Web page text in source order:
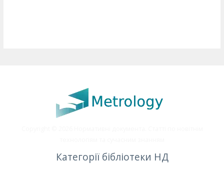
Категорії бібліотеки НД